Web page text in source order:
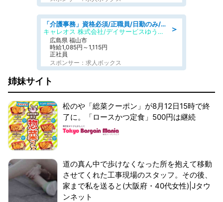
＞
「介護事務」資格必須/正職員/日勤のみ/デイサービス
キャレオス 株式会社/デイサービスゆうゆう南本庄
広島県 福山市
時給1,085円～1,115円
正社員
スポンサー：求人ボックス
姉妹サイト
松のや「総菜クーポン」が8月12日15時で終
了に。「ロースかつ定食」500円は継続
道の真ん中で歩けなくなった所を抱えて移動
させてくれた工事現場のスタッフ。その後、
家まで私を送ると(大阪府・40代女性)|Jタウ
ンネット